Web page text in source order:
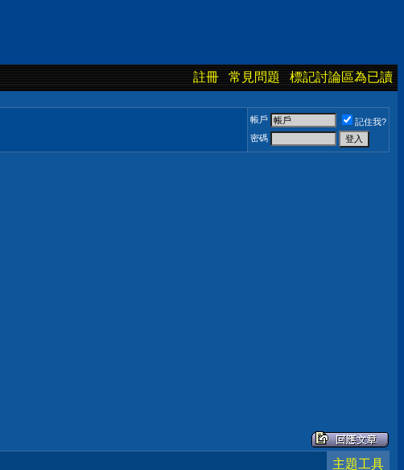
註冊 常見問題 標記討論區為已讀
帳戶
記住我?
密碼
主題工具